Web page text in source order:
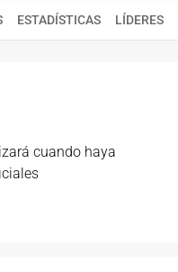
ESTADÍSTICAS LÍDERES
cuando haya